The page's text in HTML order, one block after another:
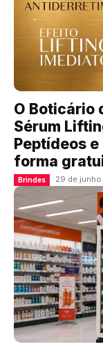
O Boticário
Sérum
Peptídeos
forma
Brindes 29 de